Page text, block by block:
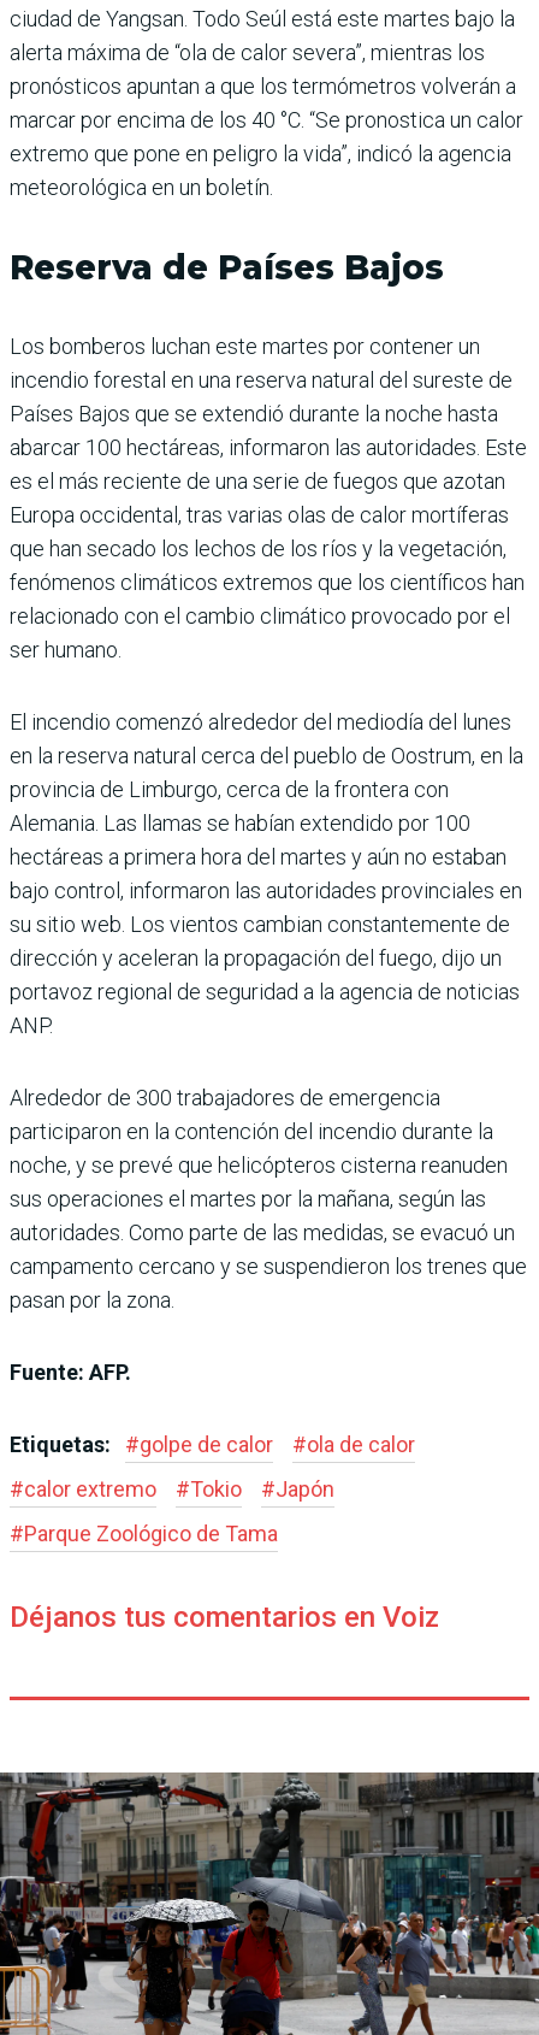
ciudad de Yangsan. Todo Seúl está este martes bajo la
alerta máxima de “ola de calor severa”, mientras los
pronósticos apuntan a que los termómetros volverán a
marcar por encima de los 40 °C. “Se pronostica un calor
extremo que pone en peligro la vida”, indicó la agencia
meteorológica en un boletín.
Reserva de Países Bajos
Los bomberos luchan este martes por contener un
incendio forestal en una reserva natural del sureste de
Países Bajos que se extendió durante la noche hasta
abarcar 100 hectáreas, informaron las autoridades. Este
es el más reciente de una serie de fuegos que azotan
Europa occidental, tras varias olas de calor mortíferas
que han secado los lechos de los ríos y la vegetación,
fenómenos climáticos extremos que los científicos han
relacionado con el cambio climático provocado por el
ser humano.
El incendio comenzó alrededor del mediodía del lunes
en la reserva natural cerca del pueblo de Oostrum, en la
provincia de Limburgo, cerca de la frontera con
Alemania. Las llamas se habían extendido por 100
hectáreas a primera hora del martes y aún no estaban
bajo control, informaron las autoridades provinciales en
su sitio web. Los vientos cambian constantemente de
dirección y aceleran la propagación del fuego, dijo un
portavoz regional de seguridad a la agencia de noticias
ANP.
Alrededor de 300 trabajadores de emergencia
participaron en la contención del incendio durante la
noche, y se prevé que helicópteros cisterna reanuden
sus operaciones el martes por la mañana, según las
autoridades. Como parte de las medidas, se evacuó un
campamento cercano y se suspendieron los trenes que
pasan por la zona.
Fuente: AFP.
Etiquetas: #golpe de calor #ola de calor
#calor extremo #Tokio #Japón
#Parque Zoológico de Tama
Déjanos tus comentarios en Voiz